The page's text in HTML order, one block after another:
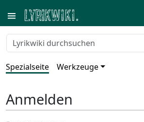
Spezialseite Werkzeuge
Anmelden